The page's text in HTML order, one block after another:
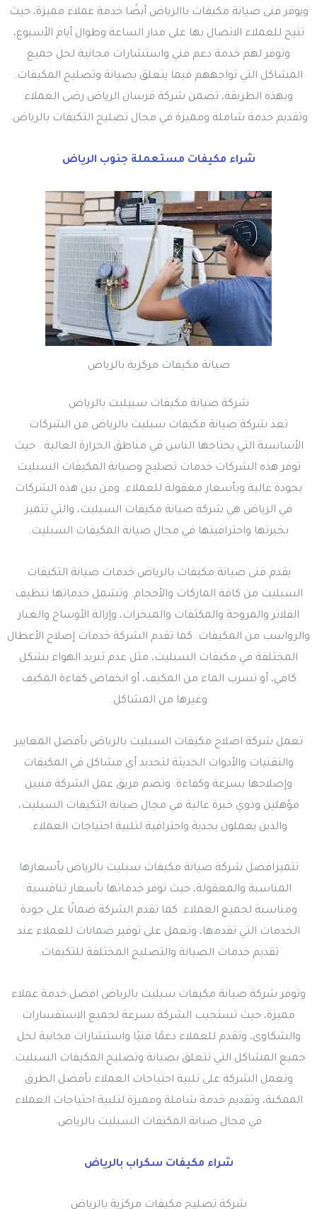
ويوفر فنى صيانة مكيفات باالرياض أيضًا خدمة عملاء مميزة، حيث
تتيح للعملاء الاتصال بها على مدار الساعة وطوال أيام الأسبوع،
وتوفر لهم خدمة دعم فني واستشارات مجانية لحل جميع
المشاكل التي تواجههم فيما يتعلق بصيانة وتصليح المكيفات.
وبهذه الطريقة، تضمن شركة فرسان الرياض رضى العملاء
وتقديم خدمة شاملة ومميزة في مجال تصليح التكيفات بالرياض.
شراء مكيفات مستعملة جنوب الرياض
صيانة مكيفات مركزية بالرياض
شركة صيانة مكيفات سبيليت بالرياض
تعد شركة صيانة مكيفات سبليت بالرياض من الشركات
الأساسية التي يحتاجها الناس في مناطق الحرارة العالية . حيث
توفر هذه الشركات خدمات تصليح وصيانة المكيفات السبليت
بجودة عالية وبأسعار معقولة للعملاء. ومن بين هذه الشركات
في الرياض هي شركة صيانة مكيفات السبليت، والتي تتميز
بخبرتها واحترافيتها في مجال صيانة المكيفات السبليت.
يقدم فنى صيانة مكيفات بالرياض خدمات صيانة التكيفات
السبليت من كافة الماركات والأحجام. وتشمل خدماتها تنظيف
الفلاتر والمروحة والمكثفات والمبخرات، وإزالة الأوساخ والغبار
والرواسب من المكيفات. كما تقدم الشركة خدمات إصلاح الأعطال
المختلفة في مكيفات السبليت، مثل عدم تبريد الهواء بشكل
كافي، أو تسرب الماء من المكيف، أو انخفاض كفاءة المكيف
وغيرها من المشاكل.
تعمل شركة اصلاح مكيفات السبليت بالرياض بأفضل المعايير
والتقنيات والأدوات الحديثة لتحديد أي مشاكل في المكيفات
وإصلاحها بسرعة وكفاءة. وتضم فريق عمل الشركة فنيين
مؤهلين وذوي خبرة عالية في مجال صيانة التكيفات السبليت،
والذين يعملون بجدية واحترافية لتلبية احتياجات العملاء.
تتميزافضل شركة صيانة مكيفات سبليت بالرياض بأسعارها
المناسبة والمعقولة، حيث توفر خدماتها بأسعار تنافسية
ومناسبة لجميع العملاء. كما تقدم الشركة ضمانًا على جودة
الخدمات التي تقدمها، وتعمل على توفير ضمانات للعملاء عند
تقديم خدمات الصيانة والتصليح المختلفة للتكيفات.
وتوفر شركة صيانة مكيفات سبليت بالرياض افضل خدمة عملاء
مميزة، حيث تستجيب الشركة بسرعة لجميع الاستفسارات
والشكاوى، وتقدم للعملاء دعمًا فنيًا واستشارات مجانية لحل
جميع المشاكل التي تتعلق بصيانة وتصليح المكيفات السبليت.
وتعمل الشركة على تلبية احتياجات العملاء بأفضل الطرق
الممكنة، وتقديم خدمة شاملة ومميزة لتلبية احتياجات العملاء
في مجال صيانة المكيفات السبليت بالرياض.
شراء مكيفات سكراب بالرياض
شركة تصليح مكيفات مركزية بالرياض